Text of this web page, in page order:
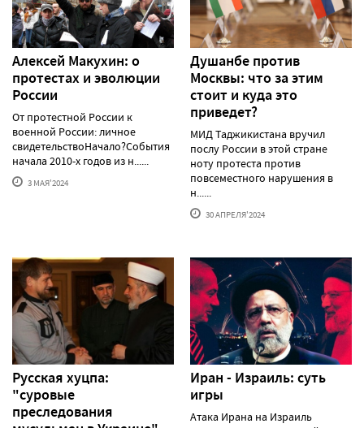
Алексей Макуxин: о
протестаx и эволюции
России
От протестной России к
военной России: личное
свидетельствоНачало?События
начала 2010-х годов из н......
3 МАЯ'2024
Душанбе против
Москвы: что за этим
стоит и куда это
приведет?
МИД Таджикистана вручил
послу России в этой стране
ноту протеста против
повсеместного нарушения в
н......
30 АПРЕЛЯ'2024
Русская хуцпа:
"суровые
преследования
Иран - Израиль: суть
игры
Атака Ирана на Израиль